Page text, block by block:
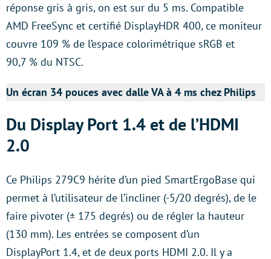
réponse gris à gris, on est sur du 5 ms. Compatible
AMD FreeSync et certifié DisplayHDR 400, ce moniteur
couvre 109 % de l’espace colorimétrique sRGB et
90,7 % du NTSC.
Un écran 34 pouces avec dalle VA à 4 ms chez Philips
Du Display Port 1.4 et de l’HDMI
2.0
Ce Philips 279C9 hérite d’un pied SmartErgoBase qui
permet à l’utilisateur de l’incliner (-5/20 degrés), de le
faire pivoter (± 175 degrés) ou de régler la hauteur
(130 mm). Les entrées se composent d’un
DisplayPort 1.4, et de deux ports HDMI 2.0. Il y a